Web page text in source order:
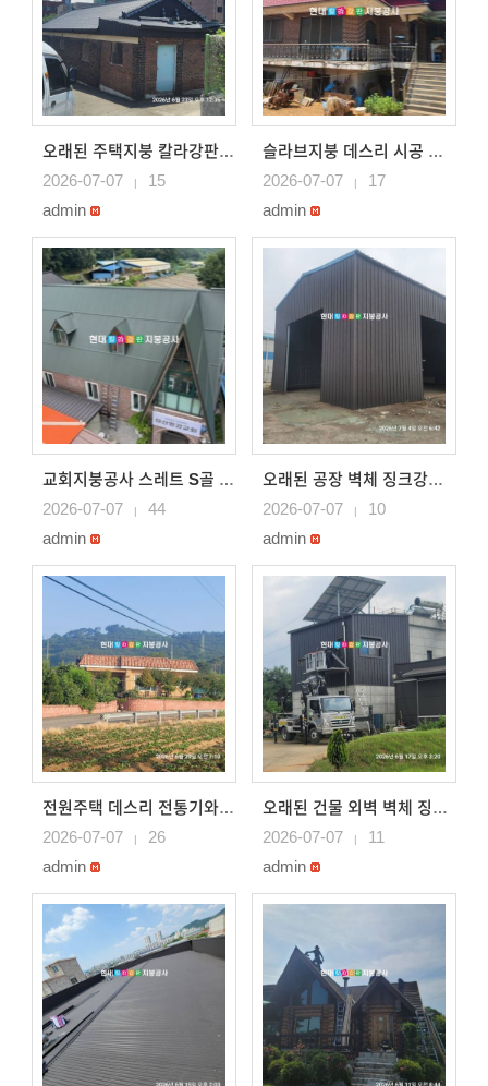
오래된 주택지붕 칼라강판으로 시공 안중지붕공사
2026-07-07 |
15
admin
슬라브지붕 데스리 시공 평택와골칼라강판으로 시공 태양광 ..
2026-07-07 |
17
admin
교회지붕공사 스레트 S골 칼라강판으로 시공하고 창문위는 ..
2026-07-07 |
44
admin
오래된 공장 벽체 징크강판으로 교체
2026-07-07 |
10
admin
전원주택 데스리 전통기와형 스페니쉬칼라강판으로 시공 동탄지..
2026-07-07 |
26
admin
오래된 건물 외벽 벽체 징크로 시공 평택외벽벽체시공
2026-07-07 |
11
admin